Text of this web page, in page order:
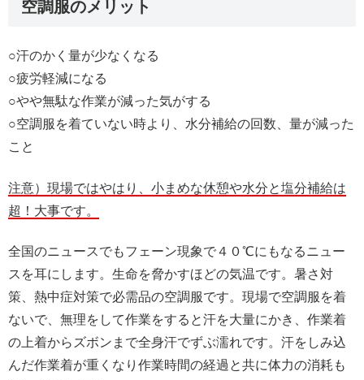
空調服のメリット
○汗のかく量が少なくなる
○疲労軽減になる
○やや無駄な作業が減った気がする
○空調服を着ていない時より、水分補給の回数、量が減った
こと
注意）現場ではやはり、小まめな休憩や水分と塩分補給は
超！大事です。
全国のニュースでもフェーン現象で４０℃にもなるニュー
スを耳にします。生命を脅かすほどの気温です。暑さ対
策、熱中症対策で必需品の空調服です。現場で空調服を着
ないで、無理をして作業をすると汗を大量にかき、作業着
の上着からズボンまで全身汗でずぶ濡れです。汗をしみ込
んだ作業着が重くなり作業時間の経過と共に体力の消耗も